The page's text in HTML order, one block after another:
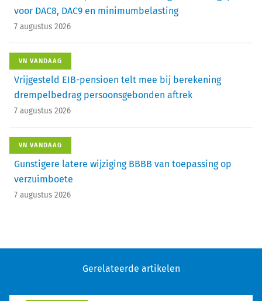
voor DAC8, DAC9 en minimumbelasting
7 augustus 2026
VN VANDAAG
Vrijgesteld EIB-pensioen telt mee bij berekening
drempelbedrag persoonsgebonden aftrek
7 augustus 2026
VN VANDAAG
Gunstigere latere wijziging BBBB van toepassing op
verzuimboete
7 augustus 2026
Gerelateerde artikelen